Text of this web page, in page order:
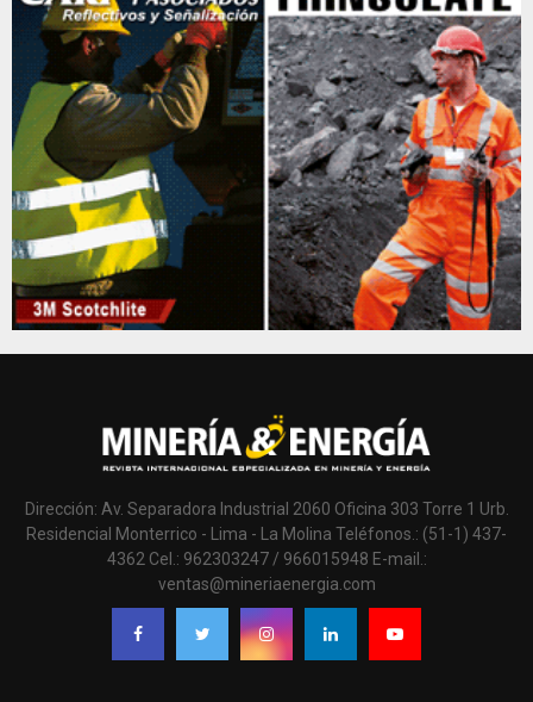
Dirección: Av. Separadora Industrial 2060 Oficina 303 Torre 1 Urb.
Residencial Monterrico - Lima - La Molina Teléfonos.: (51-1) 437-
4362 Cel.: 962303247 / 966015948 E-mail.:
ventas@mineriaenergia.com